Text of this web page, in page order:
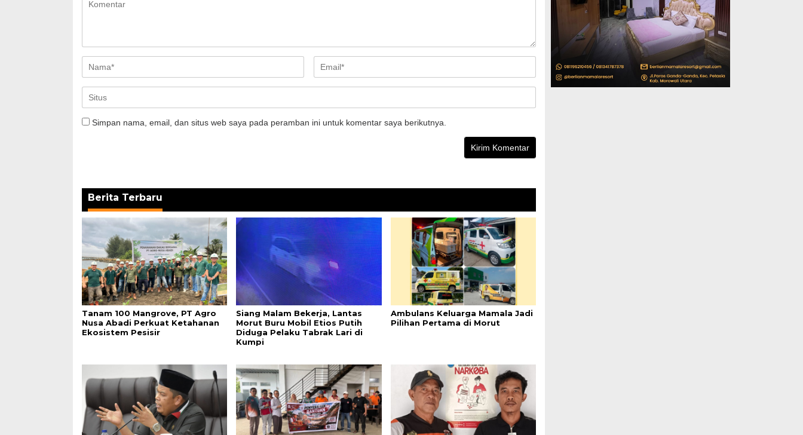
Simpan nama, email, dan situs web saya pada peramban ini untuk komentar saya berikutnya.
Berita Terbaru
Tanam 100 Mangrove, PT Agro
Nusa Abadi Perkuat Ketahanan
Ekosistem Pesisir
Siang Malam Bekerja, Lantas
Morut Buru Mobil Etios Putih
Diduga Pelaku Tabrak Lari di
Kumpi
Ambulans Keluarga Mamala Jadi
Pilihan Pertama di Morut